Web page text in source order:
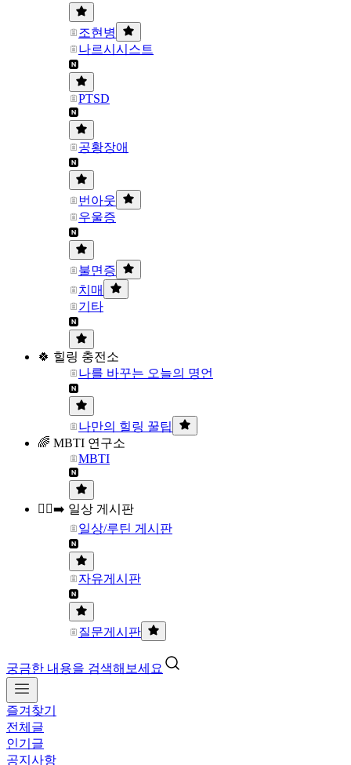
조현병
나르시시스트
PTSD
공황장애
번아웃
우울증
불면증
치매
기타
🍀 힐링 충전소
나를 바꾸는 오늘의 명언
나만의 힐링 꿀팁
🌈 MBTI 연구소
MBTI
🏃‍♀️‍➡️ 일상 게시판
일상/루틴 게시판
자유게시판
질문게시판
궁금한 내용을 검색해보세요
즐겨찾기
전체글
인기글
공지사항